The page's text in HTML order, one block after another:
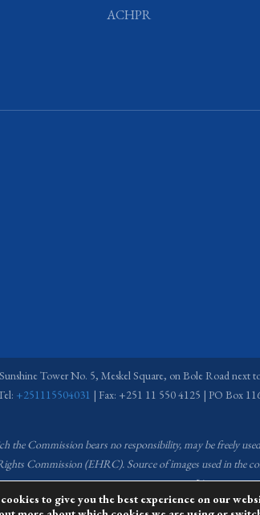
ACHPR
Tower No. 5, Meskel Square, on Bole Road
+251115504031 | Fax: +251 11 550 4125 | PO Box
the Commission bears no responsibility,may be freely
Commission (EHRC). Source of images used in the
License.
to give you the best experience on our